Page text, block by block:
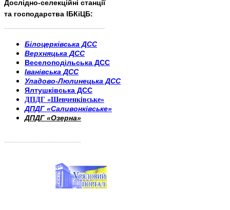
Дослідно-селекційні станції
та господарства ІБКіЦБ:
Білоцерківська ДСС
Верхняцька ДСС
Веселоподільська ДСС
Іванівська ДСС
Уладово-Люлинецька ДСС
Ялтушківська ДСС
ДПДГ «Шевченківське»
ДПДГ «Саливонківське»
ДПДГ «Озерна»